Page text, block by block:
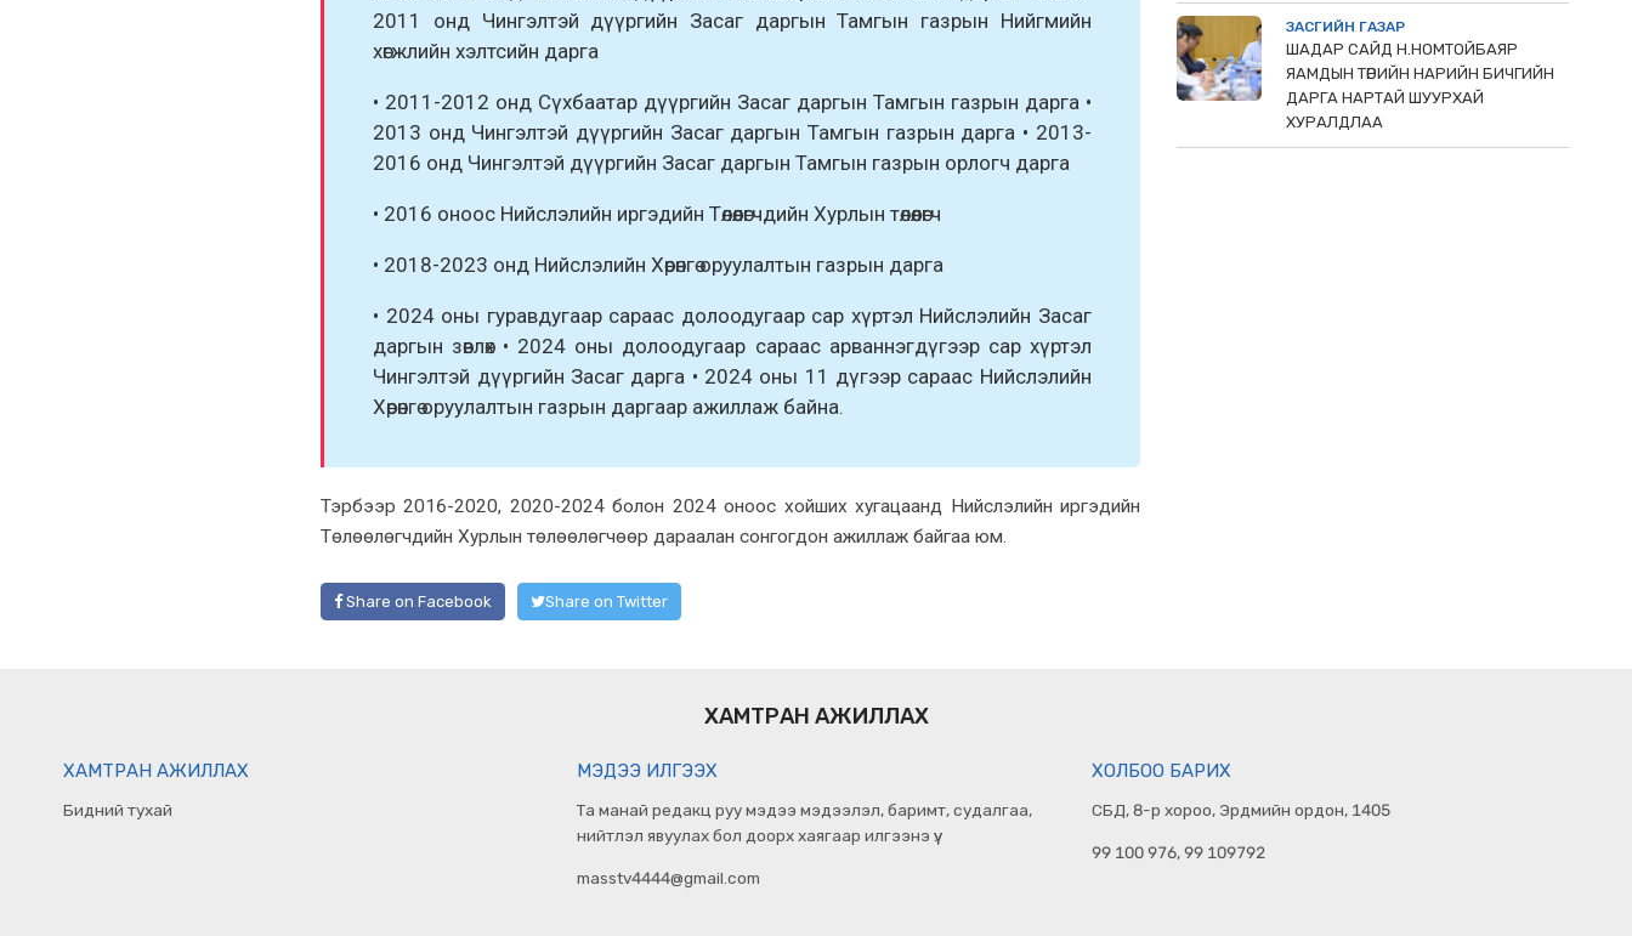
2011 онд Чингэлтэй дүүргийн Засаг даргын Тамгын газрын Нийгмийн
хөгжлийн хэлтсийн дарга
• 2011-2012 онд Сүхбаатар дүүргийн Засаг даргын Тамгын газрын дарга •
2013 онд Чингэлтэй дүүргийн Засаг даргын Тамгын газрын дарга • 2013-
2016 онд Чингэлтэй дүүргийн Засаг даргын Тамгын газрын орлогч дарга
• 2016 оноос Нийслэлийн иргэдийн Төлөөлөгчдийн Хурлын төлөөлөгч
• 2018-2023 онд Нийслэлийн Хөрөнгө оруулалтын газрын дарга
• 2024 оны гуравдугаар сараас долоодугаар сар хүртэл Нийслэлийн Засаг
даргын зөвлөх • 2024 оны долоодугаар сараас арваннэгдүгээр сар хүртэл
Чингэлтэй дүүргийн Засаг дарга • 2024 оны 11 дүгээр сараас Нийслэлийн
Хөрөнгө оруулалтын газрын даргаар ажиллаж байна.
Тэрбээр 2016-2020, 2020-2024 болон 2024 оноос хойших хугацаанд Нийслэлийн иргэдийн
Төлөөлөгчдийн Хурлын төлөөлөгчөөр дараалан сонгогдон ажиллаж байгаа юм.
Share on Facebook Share on Twitter
ЗАСГИЙН ГАЗАР
ШАДАР САЙД Н.НОМТОЙБАЯР
ЯАМДЫН ТӨРИЙН НАРИЙН БИЧГИЙН
ДАРГА НАРТАЙ ШУУРХАЙ
ХУРАЛДЛАА
ХАМТРАН АЖИЛЛАХ
ХАМТРАН АЖИЛЛАХ
Бидний тухай
МЭДЭЭ ИЛГЭЭХ
Та манай редакц руу мэдээ мэдээлэл, баримт, судалгаа,
нийтлэл явуулах бол доорх хаягаар илгээнэ үү.
masstv4444@gmail.com
ХОЛБОО БАРИХ
СБД, 8-р хороо, Эрдмийн ордон, 1405
99 100 976, 99 109792